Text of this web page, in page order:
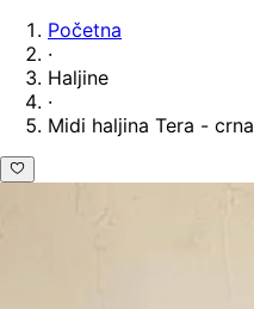
Početna
·
Haljine
·
Midi haljina Tera - crna